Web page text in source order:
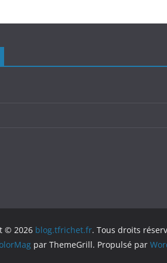
© 2026 blog.tfrichet.fr. Tous droits
par ThemeGrill. Propulsé par